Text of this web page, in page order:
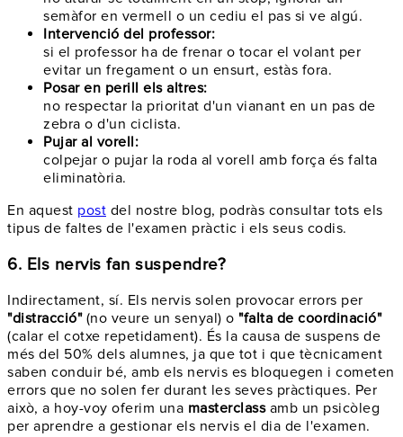
semàfor en vermell o un cediu el pas si ve algú.
Intervenció del professor:
si el professor ha de frenar o tocar el volant per
evitar un fregament o un ensurt, estàs fora.
Posar en perill els altres:
no respectar la prioritat d'un vianant en un pas de
zebra o d'un ciclista.
Pujar al vorell:
colpejar o pujar la roda al vorell amb força és falta
eliminatòria.
En aquest post del nostre blog, podràs consultar tots els
tipus de faltes de l'examen pràctic i els seus codis.
6. Els nervis fan suspendre?
Indirectament, sí. Els nervis solen provocar errors per
"distracció"(no veure un senyal) o "falta de coordinació"
(calar el cotxe repetidament). És la causa de suspens de
més del 50% dels alumnes, ja que tot i que tècnicament
saben conduir bé, amb els nervis es bloquegen i cometen
errors que no solen fer durant les seves pràctiques. Per
això, a hoy-voy oferim una masterclassamb un psicòleg
per aprendre a gestionar els nervis el dia de l'examen.